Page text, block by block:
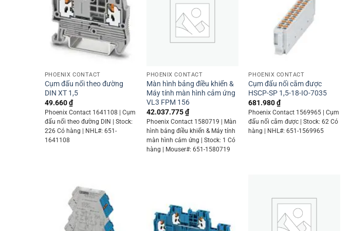
PHOENIX CONTACT
Cụm đấu nối theo đường
DIN XT 1,5
49.660₫
Phoenix Contact 1641108 | Cụm
đấu nối theo đường DIN | Stock:
226 Có hàng | NHL#: 651-
1641108
PHOENIX CONTACT
Màn hình bảng điều khiển &
Máy tính màn hình cảm ứng
VL3 FPM 156
42.037.775₫
Phoenix Contact 1580719 | Màn
hình bảng điều khiển & Máy tính
màn hình cảm ứng | Stock: 1 Có
hàng | Mouser#: 651-1580719
PHOENIX CONTACT
Cụm đấu nối cắm được
HSCP-SP 1,5-18-IO-7035
681.980₫
Phoenix Contact 1569965 | Cụm
đấu nối cắm được | Stock: 62 Có
hàng | NHL#: 651-1569965